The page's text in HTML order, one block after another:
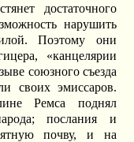
достаточного
нарушить
Поэтому они
«канцелярии
союзного съезда
своих эмиссаров.
Ремса поднял
послания и
почву, и на